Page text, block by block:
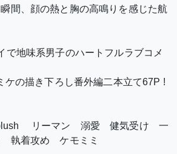
間、顔の熱と胸の高鳴りを感じた航
で地味系男子のハートフルラブコメ
ケの描き下ろし番外編二本立て67P !
リーマン 溺愛 健気受け 一
着攻め ケモミミ